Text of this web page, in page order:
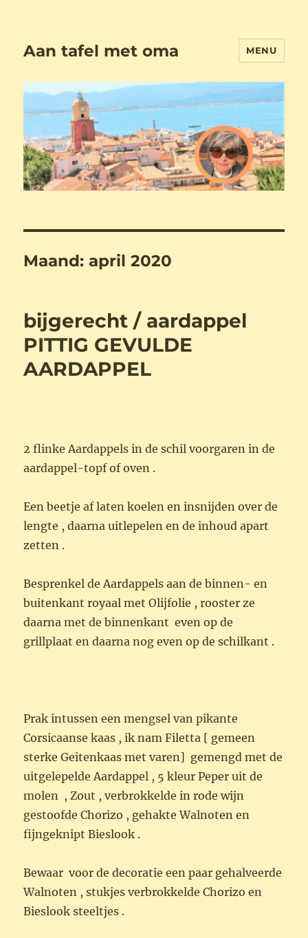
Aan tafel met oma MENU
Maand:april 2020
bijgerecht / aardappel
PITTIG GEVULDE
AARDAPPEL
2 flinke Aardappels in de schil voorgaren in de
aardappel-topf of oven .
Een beetje af laten koelen en insnijden over de
lengte , daarna uitlepelen en de inhoud apart
zetten .
Besprenkel de Aardappels aan de binnen- en
buitenkant royaal met Olijfolie , rooster ze
daarna met de binnenkant even op de
grillplaat en daarna nog even op de schilkant .
Prak intussen een mengsel van pikante
Corsicaanse kaas , ik nam Filetta [ gemeen
sterke Geitenkaas met varen] gemengd met de
uitgelepelde Aardappel , 5 kleur Peper uit de
molen , Zout , verbrokkelde in rode wijn
gestoofde Chorizo , gehakte Walnoten en
fijngeknipt Bieslook .
Bewaar voor de decoratie een paar gehalveerde
Walnoten , stukjes verbrokkelde Chorizo en
Bieslook steeltjes .